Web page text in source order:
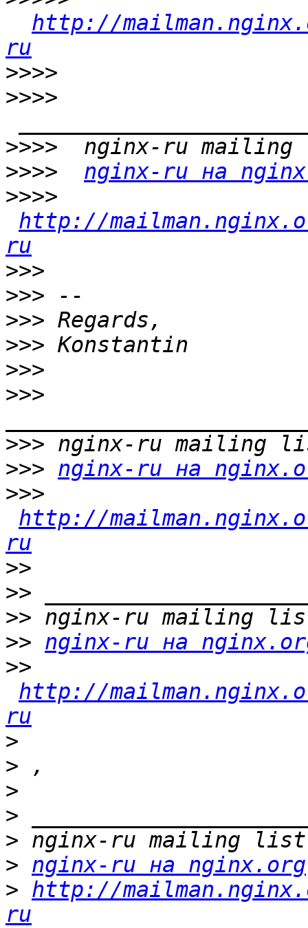
http://
ru
>>>>
>>>>
>>>>
>>>>
nginx-ru на
>>>>
http://
ru
>>>
>>>
>>>
>>>
>>>
>>>
>>>
>>> nginx-ru на
>>>
http://
ru
>>
>>
>>
>> nginx-ru на
>>
http://
ru
>
>
>
>
>
> nginx-ru на nginx.org
> http://
ru